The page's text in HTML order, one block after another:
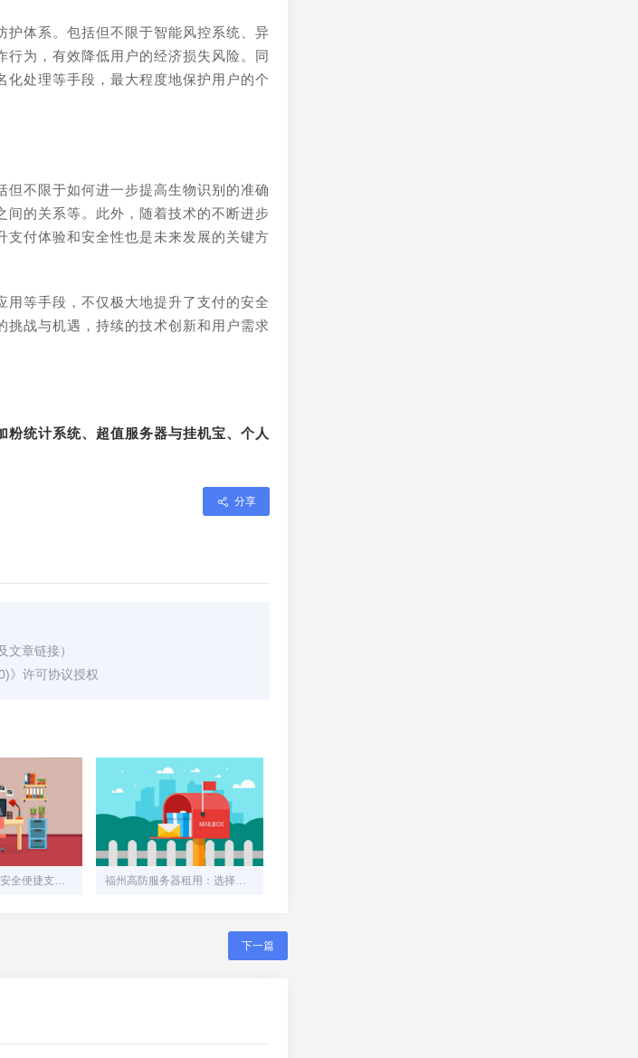
护体系。包括但不限于智能风控系统、异
为，有效降低用户的经济损失风险。同
处理等手段，最大程度地保护用户的个
不限于如何进一步提高生物识别的准确
的关系等。此外，随着技术的不断进步
付体验和安全性也是未来发展的关键方
等手段，不仅极大地提升了支付的安全
战与机遇，持续的技术创新和用户需求
统计系统、超值服务器与挂机宝、个人
分享
文章链接）
》许可协议授权
首信易支付——安全便捷支付助手 福州高防服务器租用：选择与实力相匹配的解决方案
下一篇